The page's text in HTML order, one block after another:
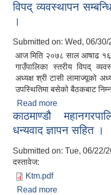
विपद् व्यवस्थापन
।
Submitted on: Wed, 06/30/
आज मिति २०७८ साल आषाढ १६
गाउँपालिका स्तरीय विपद्
अध्यक्ष श्री टासी लामाज्यूको
उपस्थितिमा बसेको बैठकबाट
Read more
काठमाण्डौ
धन्यवाद ज्ञापन सहित ।
Submitted on: Tue, 06/22/
दस्तावेज:
Ktm.pdf
Read more